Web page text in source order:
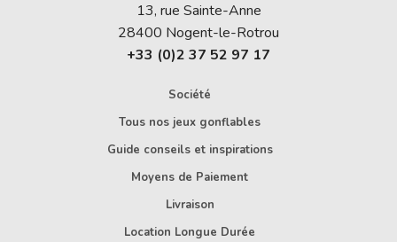
13, rue Sainte-Anne
28400 Nogent-le-Rotrou
+33 (0)2 37 52 97 17
Société
Tous nos jeux gonflables
Guide conseils et inspirations
Moyens de Paiement
Livraison
Location Longue Durée